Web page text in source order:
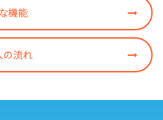
機能
の流れ